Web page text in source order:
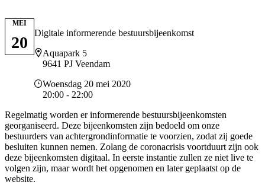
Digitale informerende bestuursbijeenkomst
Locatie
Aquapark 5
9641 PJ Veendam
Datum en tijd
Woensdag 20 mei 2020
20:00 - 22:00
MEI
20
Regelmatig worden er informerende bestuursbijeenkomsten
georganiseerd. Deze bijeenkomsten zijn bedoeld om onze
bestuurders van achtergrondinformatie te voorzien, zodat zij goede
besluiten kunnen nemen. Zolang de coronacrisis voortduurt zijn ook
deze bijeenkomsten digitaal. In eerste instantie zullen ze niet live te
volgen zijn, maar wordt het opgenomen en later geplaatst op de
website.